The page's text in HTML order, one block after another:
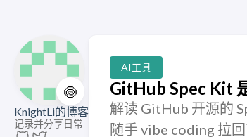
🍥
KnightLi的博客
记录并分享日常
AI工具
GitHub Spec Kit
解读 GitHub 开源的
随手 vibe coding 拉